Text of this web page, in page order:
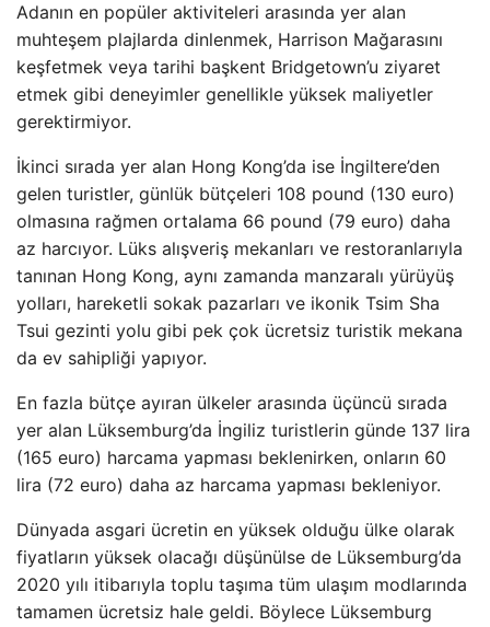
Adanın en popüler aktiviteleri arasında yer alan
muhteşem plajlarda dinlenmek, Harrison Mağarasını
keşfetmek veya tarihi başkent Bridgetown’u ziyaret
etmek gibi deneyimler genellikle yüksek maliyetler
gerektirmiyor.
İkinci sırada yer alan Hong Kong’da ise İngiltere’den
gelen turistler, günlük bütçeleri 108 pound (130 euro)
olmasına rağmen ortalama 66 pound (79 euro) daha
az harcıyor. Lüks alışveriş mekanları ve restoranlarıyla
tanınan Hong Kong, aynı zamanda manzaralı yürüyüş
yolları, hareketli sokak pazarları ve ikonik Tsim Sha
Tsui gezinti yolu gibi pek çok ücretsiz turistik mekana
da ev sahipliği yapıyor.
En fazla bütçe ayıran ülkeler arasında üçüncü sırada
yer alan Lüksemburg’da İngiliz turistlerin günde 137 lira
(165 euro) harcama yapması beklenirken, onların 60
lira (72 euro) daha az harcama yapması bekleniyor.
Dünyada asgari ücretin en yüksek olduğu ülke olarak
fiyatların yüksek olacağı düşünülse de Lüksemburg’da
2020 yılı itibarıyla toplu taşıma tüm ulaşım modlarında
tamamen ücretsiz hale geldi. Böylece Lüksemburg